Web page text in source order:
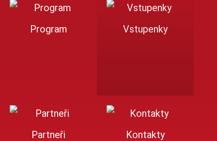
Program Vstupenky
Partneři Kontakty